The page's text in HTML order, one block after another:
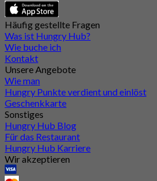
Häufig gestellte Fragen
Was ist Hungry Hub?
Wie buche ich
Kontakt
Unsere Angebote
Wie man
Hungry Punkte verdient und einlöst
Geschenkkarte
Sonstiges
Hungry Hub Blog
Für das Restaurant
Hungry Hub Karriere
Wir akzeptieren